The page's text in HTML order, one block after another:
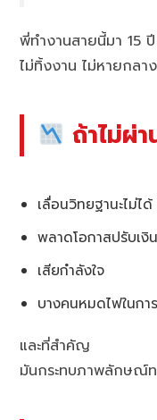
พี่ทำงานสายนี้มา 15
ไม่ทิ้งงาน ไม่หายกลา
ถ้าไม่ผ่า
เลื่อนวิทยฐานะไม่ได้
พลาดโอกาสปรับเงิ
เสียกำลังใจ
บางคนหมดไฟในก
และที่สำคัญ
มันกระทบภาพลักษณ์ท